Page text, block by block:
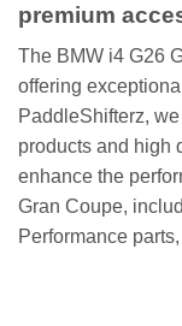
premium
The BMW i4 G26
offering
PaddleShifterz,
products and high
enhance the
Gran Coupe,
Performance